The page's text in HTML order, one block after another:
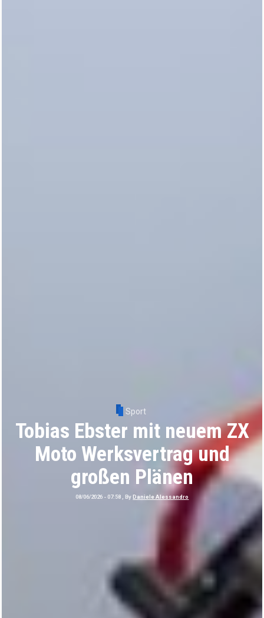
Sport
Tobias Ebster mit neuem ZX
Moto Werksvertrag und
großen Plänen
08/06/2026 - 07:58 , By Daniele Alessandro